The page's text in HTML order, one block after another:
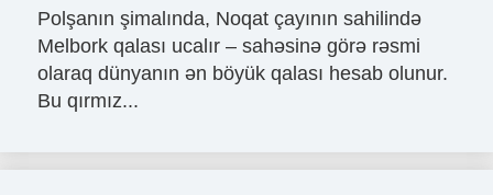
Polşanın şimalında, Noqat çayının sahilində
Melbork qalası ucalır – sahəsinə görə rəsmi
olaraq dünyanın ən böyük qalası hesab olunur.
Bu qırmız...